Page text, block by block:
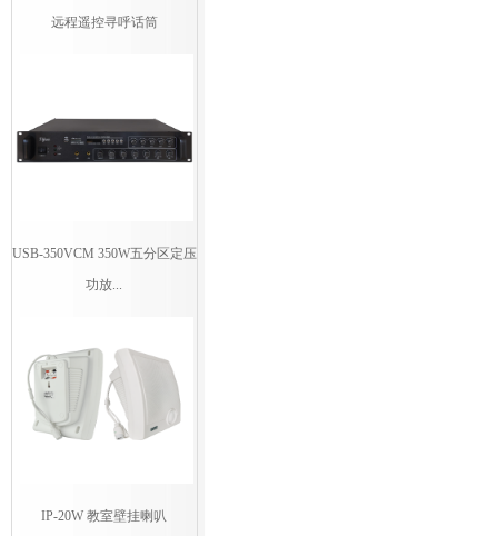
远程遥控寻呼话筒
USB-350VCM 350W五分区定压
功放...
IP-20W 教室壁挂喇叭